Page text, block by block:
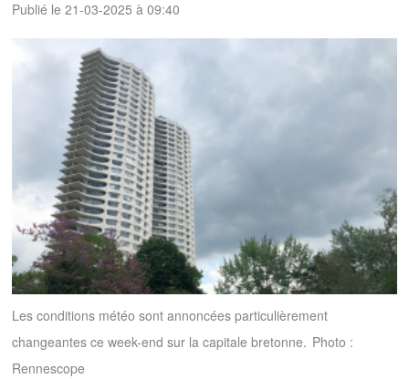
Publié le 21-03-2025 à 09:40
Les conditions météo sont annoncées particulièrement
changeantes ce week-end sur la capitale bretonne. Photo :
Rennescope